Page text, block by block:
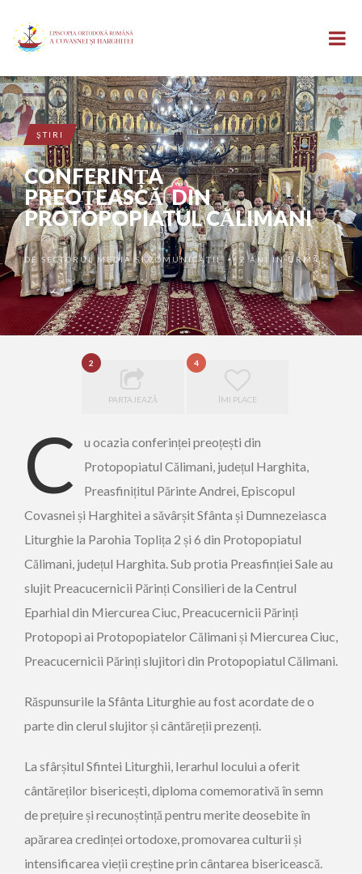
ŞTIRI
CONFERINȚA
PREOȚEASCĂ DIN
PROTOPOPIATUL CĂLIMANI
DE SECTORUL MEDIA ȘI COMUNICAȚII •2 ANI ÎN URMĂ
2
PARTAJEAZĂ
4
ÎMI PLACE
C
u ocazia conferinței preoțești din
Protopopiatul Călimani, județul Harghita,
Preasfinițitul Părinte Andrei, Episcopul
Covasnei și Harghitei a săvârșit Sfânta și Dumnezeiasca
Liturghie la Parohia Toplița 2 și 6 din Protopopiatul
Călimani, județul Harghita. Sub protia Preasfinției Sale au
slujit Preacucernicii Părinți Consilieri de la Centrul
Eparhial din Miercurea Ciuc, Preacucernicii Părinți
Protopopi ai Protopopiatelor Călimani și Miercurea Ciuc,
Preacucernicii Părinți slujitori din Protopopiatul Călimani.
Răspunsurile la Sfânta Liturghie au fost acordate de o
parte din clerul slujitor și cântăreții prezenți.
La sfârșitul Sfintei Liturghii, Ierarhul locului a oferit
cântăreților bisericești, diploma comemorativă în semn
de prețuire și recunoștință pentru merite deosebite în
apărarea credinței ortodoxe, promovarea culturii și
intensificarea vieții creștine prin cântarea bisericească.